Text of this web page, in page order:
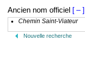
Ancien nom officiel [ – ]
Chemin Saint-Viateur
Nouvelle recherche